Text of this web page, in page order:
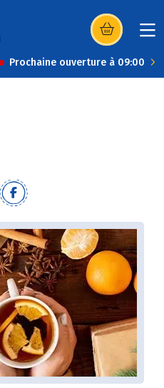
(s’ouvre dans
Prochaine ouverture à 09:00